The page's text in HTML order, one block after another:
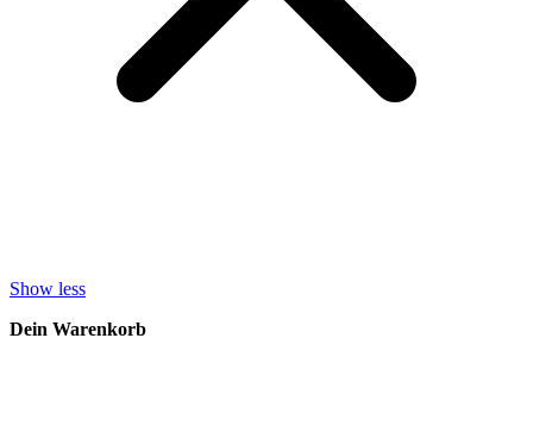
Show less
Dein Warenkorb